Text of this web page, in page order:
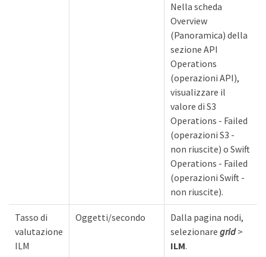
Nella scheda
Overview
(Panoramica) della
sezione API
Operations
(operazioni API),
visualizzare il
valore di S3
Operations - Failed
(operazioni S3 -
non riuscite) o Swift
Operations - Failed
(operazioni Swift -
non riuscite).
Tasso di
valutazione
ILM
Oggetti/secondo
Dalla pagina nodi,
selezionare grid>
ILM.